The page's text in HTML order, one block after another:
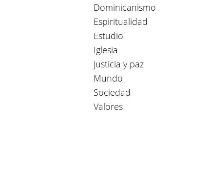
Dominicanismo
Espiritualidad
Estudio
Iglesia
Justicia y paz
Mundo
Sociedad
Valores